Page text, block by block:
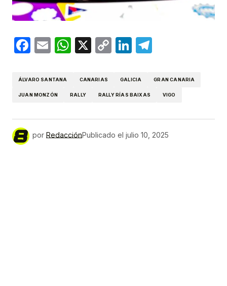
Facebook
EmailWhatsApp
X
CopyLinkedIn
ÁLVARO SANTANA CANARIAS GALICIA GRAN CANARIA
JUAN MONZÓN RALLY RALLY RÍAS BAIXAS VIGO
por RedacciónPublicado el julio 10, 2025